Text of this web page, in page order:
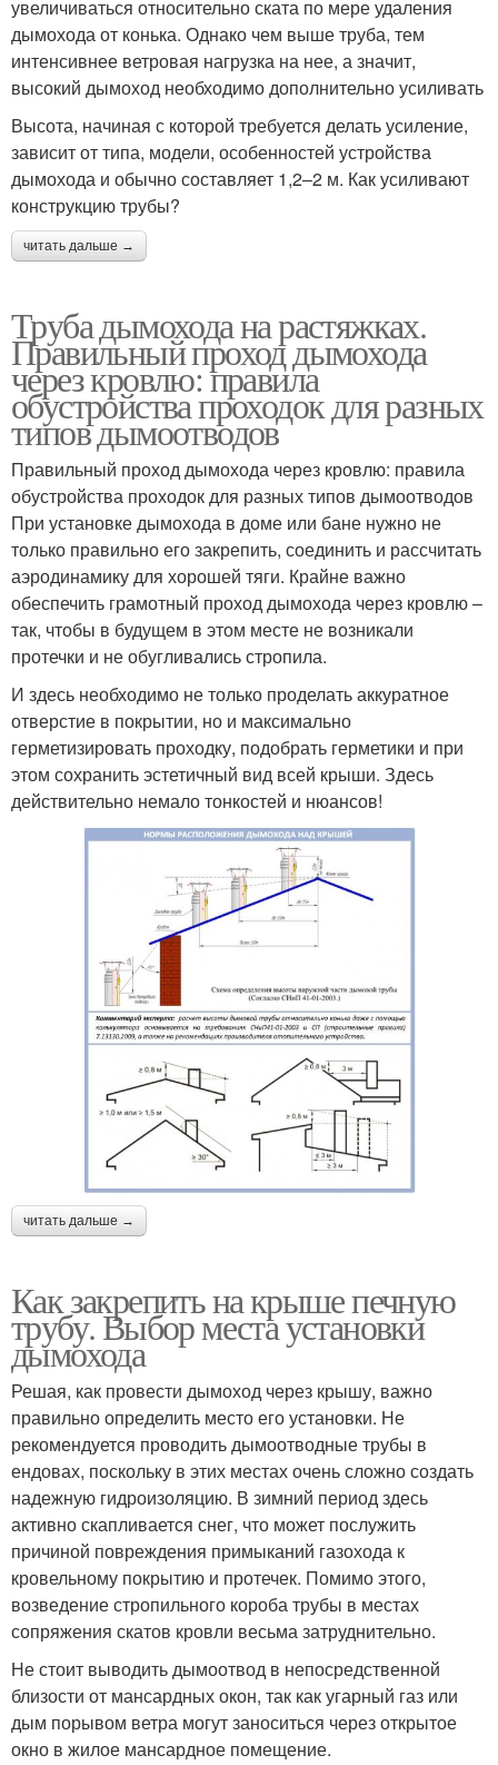
увеличиваться относительно ската по мере удаления
дымохода от конька. Однако чем выше труба, тем
интенсивнее ветровая нагрузка на нее, а значит,
высокий дымоход необходимо дополнительно усиливать
Высота, начиная с которой требуется делать усиление,
зависит от типа, модели, особенностей устройства
дымохода и обычно составляет 1,2–2 м. Как усиливают
конструкцию трубы?
читать дальше →
Труба дымохода на растяжках.
Правильный проход дымохода
через кровлю: правила
обустройства проходок для разных
типов дымоотводов
Правильный проход дымохода через кровлю: правила
обустройства проходок для разных типов дымоотводов
При установке дымохода в доме или бане нужно не
только правильно его закрепить, соединить и рассчитать
аэродинамику для хорошей тяги. Крайне важно
обеспечить грамотный проход дымохода через кровлю –
так, чтобы в будущем в этом месте не возникали
протечки и не обугливались стропила.
И здесь необходимо не только проделать аккуратное
отверстие в покрытии, но и максимально
герметизировать проходку, подобрать герметики и при
этом сохранить эстетичный вид всей крыши. Здесь
действительно немало тонкостей и нюансов!
читать дальше →
Как закрепить на крыше печную
трубу. Выбор места установки
дымохода
Решая, как провести дымоход через крышу, важно
правильно определить место его установки. Не
рекомендуется проводить дымоотводные трубы в
ендовах, поскольку в этих местах очень сложно создать
надежную гидроизоляцию. В зимний период здесь
активно скапливается снег, что может послужить
причиной повреждения примыканий газохода к
кровельному покрытию и протечек. Помимо этого,
возведение стропильного короба трубы в местах
сопряжения скатов кровли весьма затруднительно.
Не стоит выводить дымоотвод в непосредственной
близости от мансардных окон, так как угарный газ или
дым порывом ветра могут заноситься через открытое
окно в жилое мансардное помещение.